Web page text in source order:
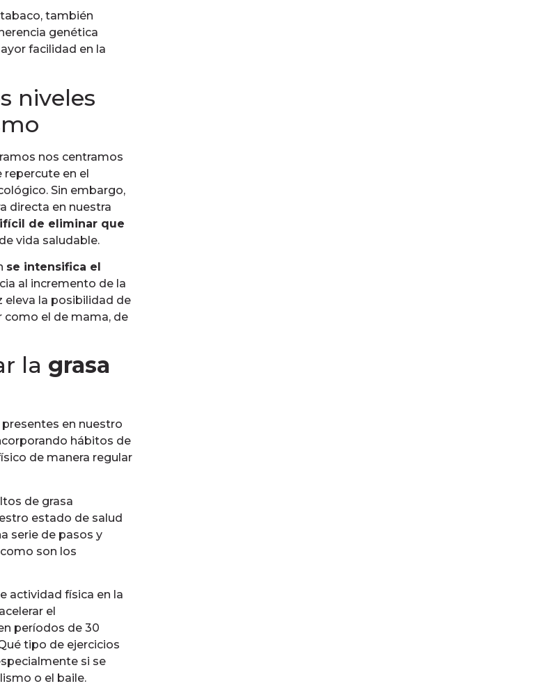
también
genética
facilidad en la
niveles
nos centramos
repercute en el
Sin embargo,
directa en nuestra
de eliminar que
vida saludable.
se intensifica el
al incremento de la
eleva la posibilidad de
como el de mama, de
la grasa
presentes en nuestro
hábitos de
de manera regular
de grasa
estado de salud
serie de pasos y
son los
actividad física en la
el
períodos de 30
tipo de ejercicios
si se
o el baile.